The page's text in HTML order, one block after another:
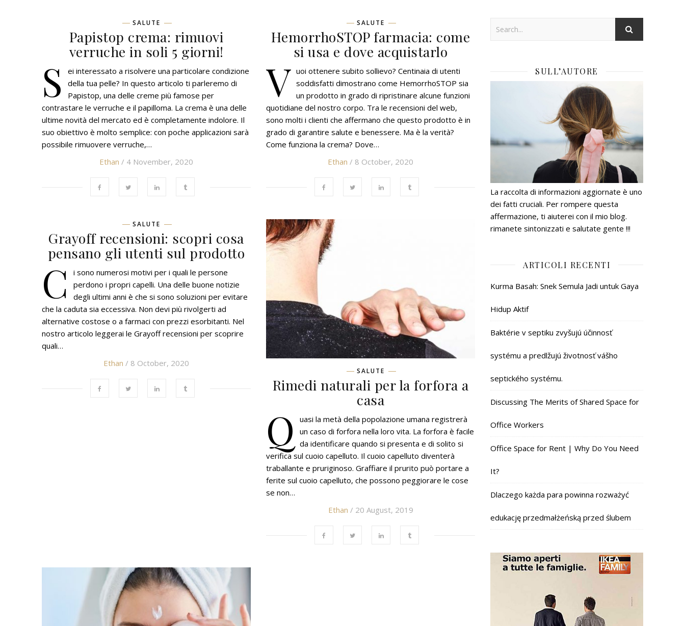
SALUTE
Papistop crema: rimuovi
verruche in soli 5 giorni!
S
ei interessato a risolvere una particolare condizione
della tua pelle? In questo articolo ti parleremo di
Papistop, una delle creme più famose per
contrastare le verruche e il papilloma. La crema è una delle
ultime novità del mercato ed è completamente indolore. Il
suo obiettivo è molto semplice: con poche applicazioni sarà
possibile rimuovere verruche,…
Ethan / 4 November, 2020
SALUTE
HemorrhoSTOP farmacia: come
si usa e dove acquistarlo
V uoi ottenere subito sollievo? Centinaia di utenti
soddisfatti dimostrano come HemorrhoSTOP sia
un prodotto in grado di ripristinare alcune funzioni
quotidiane del nostro corpo. Tra le recensioni del web,
sono molti i clienti che affermano che questo prodotto è in
grado di garantire salute e benessere. Ma è la verità?
Come funziona la crema? Dove…
Ethan / 8 October, 2020
SALUTE
Grayoff recensioni: scopri cosa
pensano gli utenti sul prodotto
C
i sono numerosi motivi per i quali le persone
perdono i propri capelli. Una delle buone notizie
degli ultimi anni è che si sono soluzioni per evitare
che la caduta sia eccessiva. Non devi più rivolgerti ad
alternative costose o a farmaci con prezzi esorbitanti. Nel
nostro articolo leggerai le Grayoff recensioni per scoprire
quali…
Ethan / 8 October, 2020
SALUTE
Rimedi naturali per la forfora a
casa
Q
uasi la metà della popolazione umana registrerà
un caso di forfora nella loro vita. La forfora è facile
da identificare quando si presenta e di solito si
verifica sul cuoio capelluto. Il cuoio capelluto diventerà
traballante e pruriginoso. Graffiare il prurito può portare a
ferite sul cuoio capelluto, che possono peggiorare le cose
se non…
Ethan / 20 August, 2019
SULL’AUTORE
La raccolta di informazioni aggiornate è uno
dei fatti cruciali. Per rompere questa
affermazione, ti aiuterei con il mio blog.
rimanete sintonizzati e salutate gente !!!
ARTICOLI RECENTI
Kurma Basah: Snek Semula Jadi untuk Gaya
Hidup Aktif
Baktérie v septiku zvyšujú účinnosť
systému a predlžujú životnosť vášho
septického systému.
Discussing The Merits of Shared Space for
Office Workers
Office Space for Rent | Why Do You Need
It?
Dlaczego każda para powinna rozważyć
edukację przedmałżeńską przed ślubem